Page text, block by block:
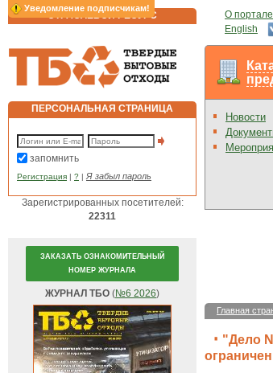
Уведомление подписчикам!
ОТРАСЛЕВОЙ РЕСУРС О портале
English
ПЕРСОНАЛЬНАЯ СТРАНИЦА
запомнить
Регистрация | ? | Я забыл пароль
Зарегистрированных посетителей:
22311
ЗАКАЗАТЬ ОЗНАКОМИТЕЛЬНЫЙ
НОМЕР ЖУРНАЛА
ЖУРНАЛ ТБО (№6 2026)
Новости
Главная
"Дело